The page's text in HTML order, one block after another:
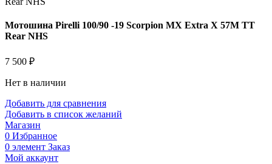
Мотошина Pirelli 100/90 -19 Scorpion MX Extra X 57M TT
Rear NHS
7 500 ₽
Нет в наличии
Добавить для сравнения
Добавить в список желаний
Магазин
0 Избранное
0 элемент Заказ
Мой аккаунт